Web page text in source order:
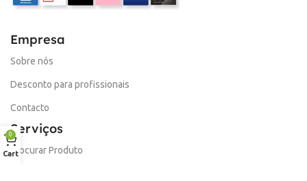
Empresa
Sobre nós
Desconto para profissionais
Contacto
Serviços
Procurar Produto
0
Cart